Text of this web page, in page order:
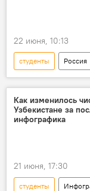
22 июня, 10:13
студенты Россия
Университет
Наука
Как изменилось
Узбекистане за
инфографика
21 июня, 17:30
студенты